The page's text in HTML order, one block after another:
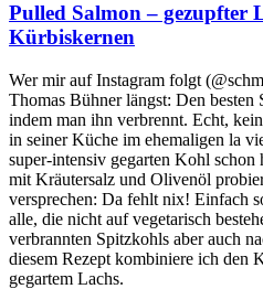
Pulled Salmon – gezupfter
Kürbiskernen
Wer mir auf Instagram folgt
Thomas Bühner längst: Den besten
indem man ihn verbrennt. Echt,
in seiner Küche im ehemaligen la
super-intensiv gegarten Kohl schon
mit Kräutersalz und Olivenöl
versprechen: Da fehlt nix! Einfach
alle, die nicht auf vegetarisch
verbrannten Spitzkohls aber auch
diesem Rezept kombiniere ich den
gegartem Lachs.